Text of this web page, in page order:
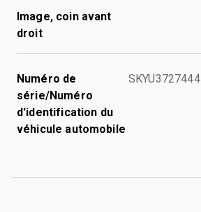
Image, coin avant
droit
Numéro de
série/Numéro
d'identification du
véhicule automobile
SKYU3727444